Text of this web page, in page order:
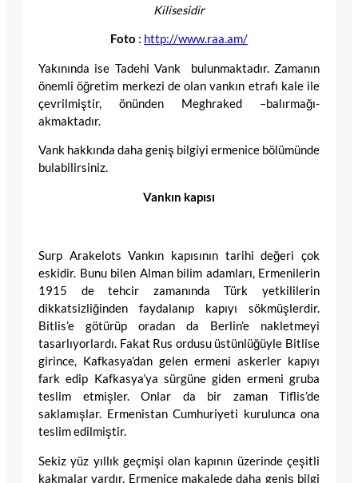
Kilisesidir
Foto : http://www.raa.am/
Yakınında ise Tadehi Vank bulunmaktadır. Zamanın
önemli öğretim merkezi de olan vankın etrafı kale ile
çevrilmiştir, önünden Meghraked –balırmağı-
akmaktadır.
Vank hakkında daha geniş bilgiyi ermenice bölümünde
bulabilirsiniz.
Vankın kapısı
Surp Arakelots Vankın kapısının tarihi değeri çok
eskidir. Bunu bilen Alman bilim adamları, Ermenilerin
1915 de tehcir zamanında Türk yetkililerin
dikkatsizliğinden faydalanıp kapıyı sökmüşlerdir.
Bitlis’e götürüp oradan da Berlin’e nakletmeyi
tasarlıyorlardı. Fakat Rus ordusu üstünlüğüyle Bitlise
girince, Kafkasya’dan gelen ermeni askerler kapıyı
fark edip Kafkasya’ya sürgüne giden ermeni gruba
teslim etmişler. Onlar da bir zaman Tiflis’de
saklamışlar. Ermenistan Cumhuriyeti kurulunca ona
teslim edilmiştir.
Sekiz yüz yıllık geçmişi olan kapının üzerinde çeşitli
kakmalar vardır. Ermenice makalede daha geniş bilgi